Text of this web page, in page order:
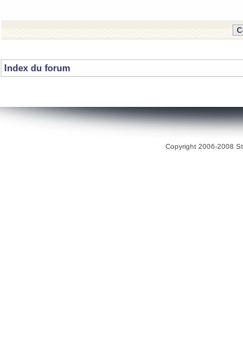
Index du forum
Copyright 2006-2008